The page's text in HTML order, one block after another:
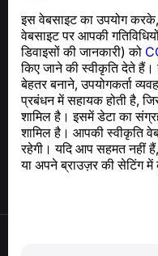
इस वेबसाइट का उपयोग
वेबसाइट पर आपकी
डिवाइसों की जानकारी) को
किए जाने की स्वीकृति देते हैं।
बेहतर बनाने, उपयोगकर्ता
प्रबंधन में सहायक होती है,
शामिल है। इसमें डेटा का
शामिल है। आपकी स्वीकृति
रहेगी। यदि आप सहमत नहीं
या अपने ब्राउज़र की सेटिंग
GDPR अनुपालन से संबंधित
सहायता केंद्र
समाचार और लेख
परियोजना के बारे में
संपर्क